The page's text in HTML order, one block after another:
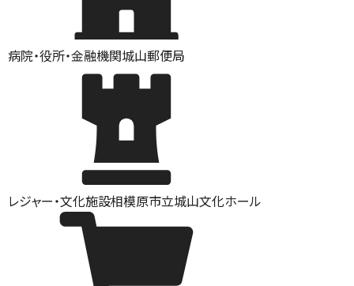
病院・役所・金融機関城山郵便局
レジャー・文化施設相模原市立城山文化ホール